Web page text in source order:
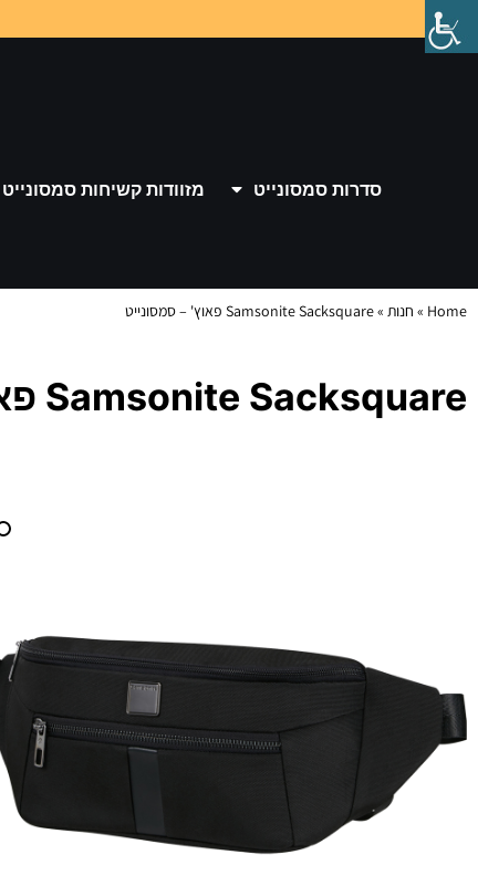
סדרות סמסונייט מזוודות קשיחות סמסונייט
Home
» חנות »Samsonite Sacksquare פאוץ' – סמסונייט
Samsonite Sacksquare פאוץ' – סמסונייט